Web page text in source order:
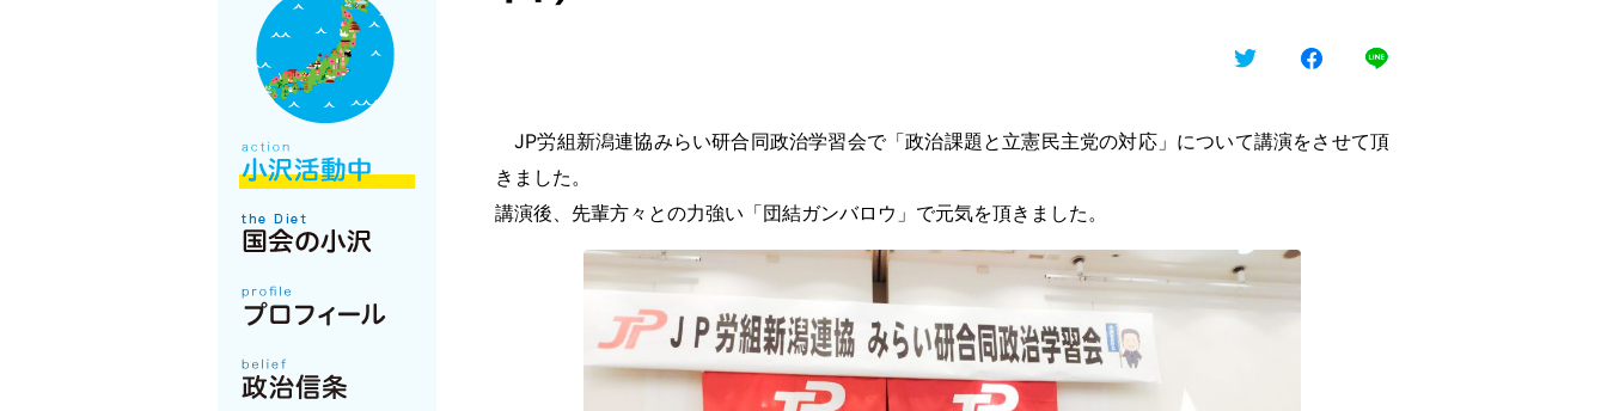
JP労組新潟連協みらい研合同政治学習会で「政治課題と立憲民主党の対応」について講演をさせて頂
きました。
講演後、先輩方々との力強い「団結ガンバロウ」で元気を頂きました。